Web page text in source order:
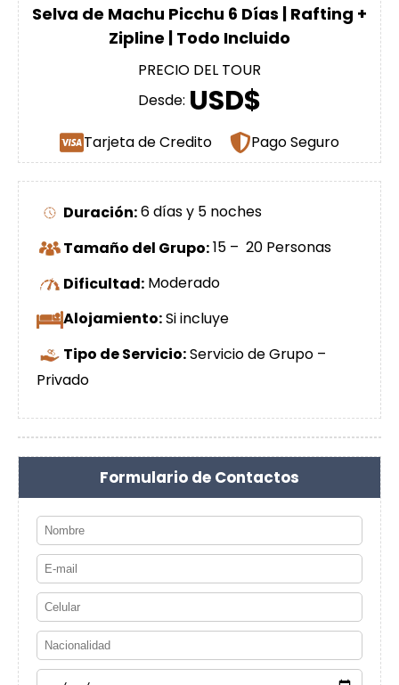
Selva de Machu Picchu 6 Días | Rafting +
Zipline | Todo Incluido
PRECIO DEL TOUR
Desde: USD$
Tarjeta de Credito Pago Seguro
Duración:6 días y 5 noches
Tamaño del Grupo:15 – 20 Personas
Dificultad: Moderado
Alojamiento:Si incluye
Tipo de Servicio:Servicio de Grupo –
Privado
Formulario de Contactos